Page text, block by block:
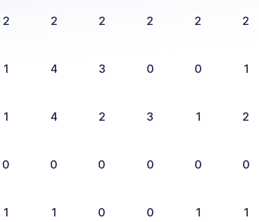
2 2 2 2 2 2
1 4 3 0 0 1
1 4 2 3 1 2
0 0 0 0 0 0
1 1 0 0 1 1